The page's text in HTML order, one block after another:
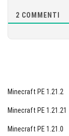
2 COMMENTI
Minecraft PE 1.21.2
Minecraft PE 1.21.21
Minecraft PE 1.21.0